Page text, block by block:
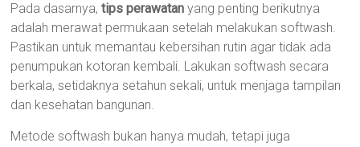
Pada dasarnya,tips perawatan yang penting berikutnya
adalah merawat permukaan setelah melakukan softwash.
Pastikan untuk memantau kebersihan rutin agar tidak ada
penumpukan kotoran kembali. Lakukan softwash secara
berkala, setidaknya setahun sekali, untuk menjaga tampilan
dan kesehatan bangunan.
Metode softwash bukan hanya mudah, tetapi juga